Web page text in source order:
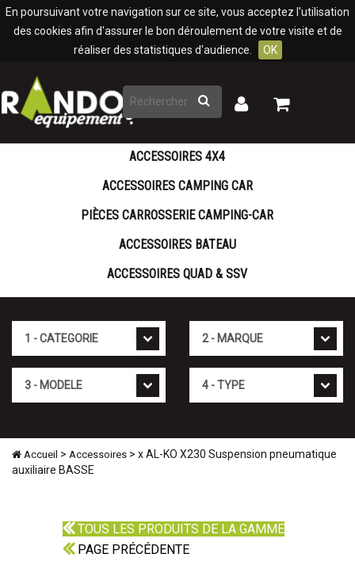
En poursuivant votre navigation sur ce site, vous acceptez l'utilisation
des cookies afin d'assurer le bon déroulement de votre visite et de
réaliser des statistiques d'audience.
OK
Rechercher
Mon
Mon
ACCESSOIRES 4X4
ACCESSOIRES CAMPING CAR
PIÈCES CARROSSERIE CAMPING-CAR
ACCESSOIRES BATEAU
ACCESSOIRES QUAD & SSV
Accueil > Accessoires > x AL-KO X230 Suspension pneumatique
auxiliaire BASSE
TOUS LES PRODUITS DE LA GAMME
PAGE PRÉCÉDENTE
Panneau de gestion des cookies